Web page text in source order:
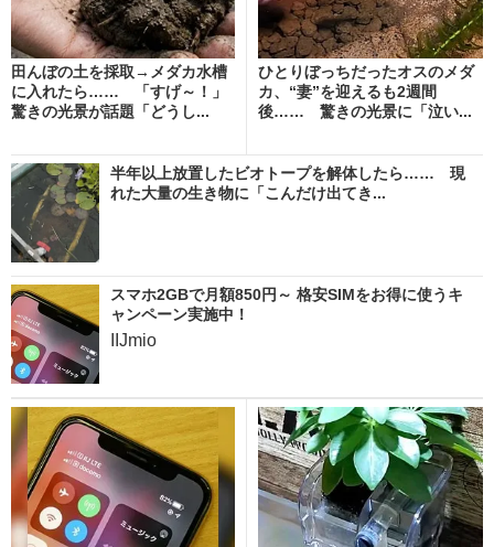
田んぼの土を採取→メダカ水槽
に入れたら…… 「すげ～！」
驚きの光景が話題「どうし...
ひとりぼっちだったオスのメダ
カ、“妻”を迎えるも2週間
後…… 驚きの光景に「泣い...
半年以上放置したビオトープを解体したら…… 現
れた大量の生き物に「こんだけ出てき...
スマホ2GBで月額850円～ 格安SIMをお得に使うキ
ャンペーン実施中！
IIJmio